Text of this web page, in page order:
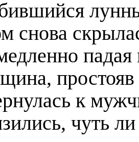
снова
падая
к
чуть